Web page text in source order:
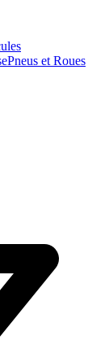
Pneus et Roues